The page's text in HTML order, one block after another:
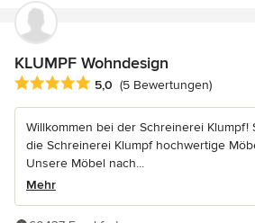
KLUMPF Wohndesign
Durchschnittliche Bewertung: 5 von 5
5,0 (5 Bewertungen)
Willkommen bei der Schreinerei
die Schreinerei Klumpf hochwertige
Unsere Möbel nach...
Mehr